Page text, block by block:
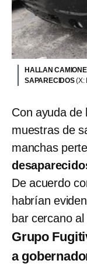
HALLAN
SAPARECIDOS(X:
Con ayuda de
muestras de
manchas
De acuerdo
habrían
bar cercano
Grupo
a